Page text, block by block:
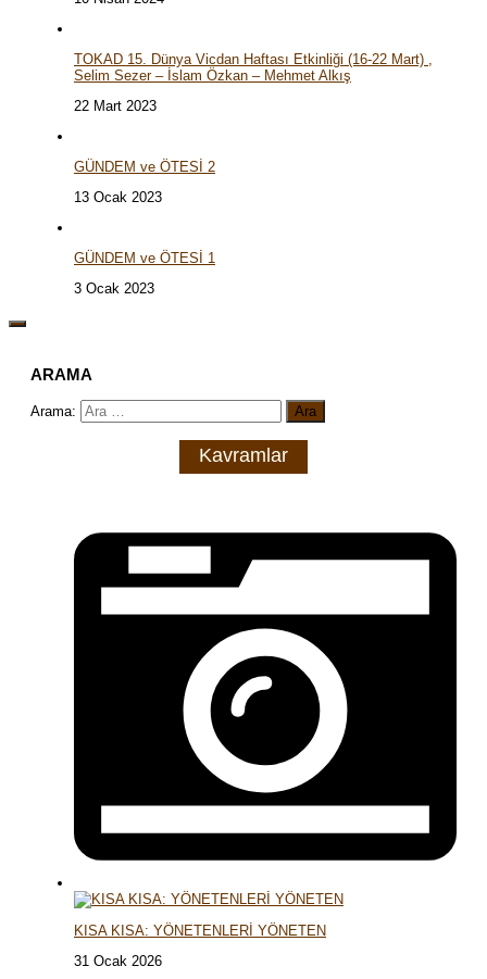
TOKAD 15. Dünya Vicdan Haftası Etkinliği (16-22 Mart) ,
Selim Sezer – İslam Özkan – Mehmet Alkış
22 Mart 2023
GÜNDEM ve ÖTESİ 2
13 Ocak 2023
GÜNDEM ve ÖTESİ 1
3 Ocak 2023
ARAMA
Arama:
Kavramlar
KISA KISA: YÖNETENLERİ YÖNETEN
31 Ocak 2026